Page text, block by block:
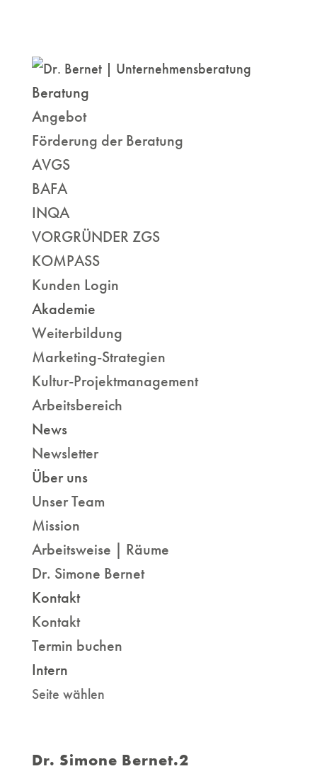
Beratung
Angebot
Förderung der Beratung
AVGS
BAFA
INQA
VORGRÜNDER ZGS
KOMPASS
Kunden Login
Akademie
Weiterbildung
Marketing-Strategien
Kultur-Projektmanagement
Arbeitsbereich
News
Newsletter
Über uns
Unser Team
Mission
Arbeitsweise | Räume
Dr. Simone Bernet
Kontakt
Kontakt
Termin buchen
Intern
Seite wählen
Dr. Simone Bernet.2